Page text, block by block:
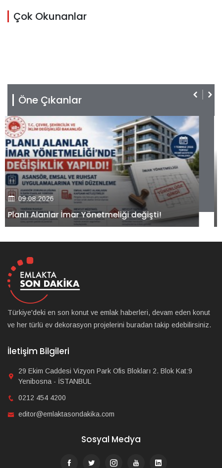
Çok Okunanlar
Öne Çıkanlar
09.08.2026
Kiler GYO’dan Pendik Dolayoba projesiyle ilgili
önemli adım!
Türkiye'deki en son konut ve emlak haberleri, devam eden konut
ve her türlü ev dekorasyon projelerini buradan takip edebilirsiniz.
İletişim Bilgileri
29 Ekim Caddesi Vizyon Park Ofis Blokları 2. Blok Kat:9
Yenibosna - İSTANBUL
0212 454 4200
editor@emlaktasondakika.com
Sosyal Medya